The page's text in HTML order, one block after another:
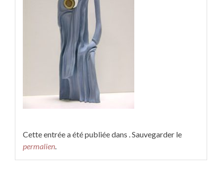
Cette entrée a été publiée dans . Sauvegarder le
permalien.